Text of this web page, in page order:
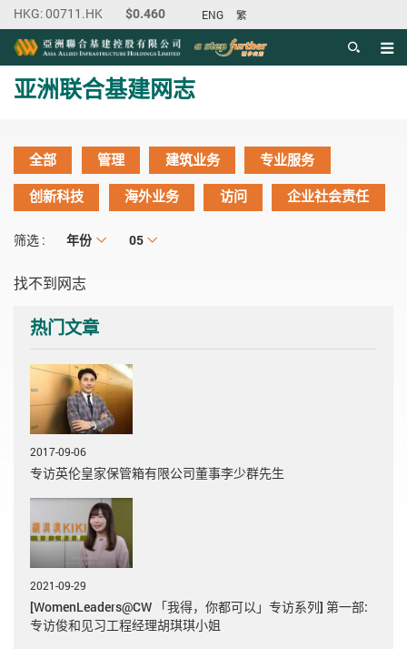
ENG 繁
目录
主内容开始
亚洲联合基建网志
全部 管理 建筑业务
专业服务
创新科技
海外业务 访问 企业社会责任
筛选 : 年份
年份 月份
05
找不到网志
热门文章
2017-09-06
专访英伦皇家保管箱有限公司董事李少群先生
2021-09-29
[WomenLeaders@CW 「我得，你都可以」专访系列] 第一部:
专访俊和见习工程经理胡琪琪小姐